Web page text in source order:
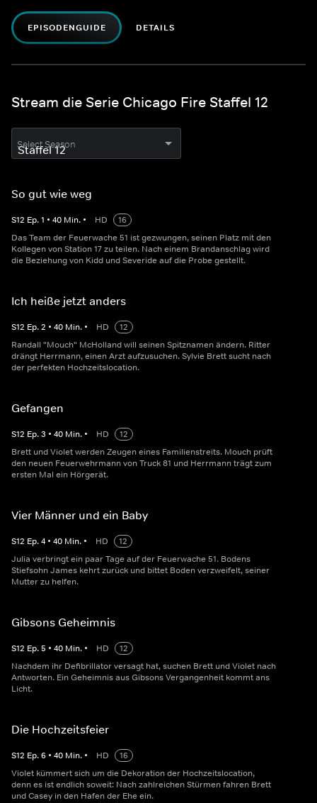
EPISODENGUIDE DETAILS
Stream die Serie Chicago Fire Staffel 12
Select Season
So gut wie weg
S12 Ep.1 • 40 Min. • HD
16
Das Team der Feuerwache 51 ist gezwungen, seinen Platz mit den
Kollegen von Station 17 zu teilen. Nach einem Brandanschlag wird
die Beziehung von Kidd und Severide auf die Probe gestellt.
Ich heiße jetzt anders
S12 Ep.2 • 40 Min. • HD
12
Randall "Mouch" McHolland will seinen Spitznamen ändern. Ritter
drängt Herrmann, einen Arzt aufzusuchen. Sylvie Brett sucht nach
der perfekten Hochzeitslocation.
Gefangen
S12 Ep.3 • 40 Min. • HD
12
Brett und Violet werden Zeugen eines Familienstreits. Mouch prüft
den neuen Feuerwehrmann von Truck 81 und Herrmann trägt zum
ersten Mal ein Hörgerät.
Vier Männer und ein Baby
S12 Ep.4 • 40 Min. • HD
12
Julia verbringt ein paar Tage auf der Feuerwache 51. Bodens
Stiefsohn James kehrt zurück und bittet Boden verzweifelt, seiner
Mutter zu helfen.
Gibsons Geheimnis
S12 Ep.5 • 40 Min. • HD
12
Nachdem ihr Defibrillator versagt hat, suchen Brett und Violet nach
Antworten. Ein Geheimnis aus Gibsons Vergangenheit kommt ans
Licht.
Die Hochzeitsfeier
S12 Ep.6 • 40 Min. • HD
16
Violet kümmert sich um die Dekoration der Hochzeitslocation,
denn es ist endlich soweit: Nach zahlreichen Stürmen fahren Brett
und Casey in den Hafen der Ehe ein.